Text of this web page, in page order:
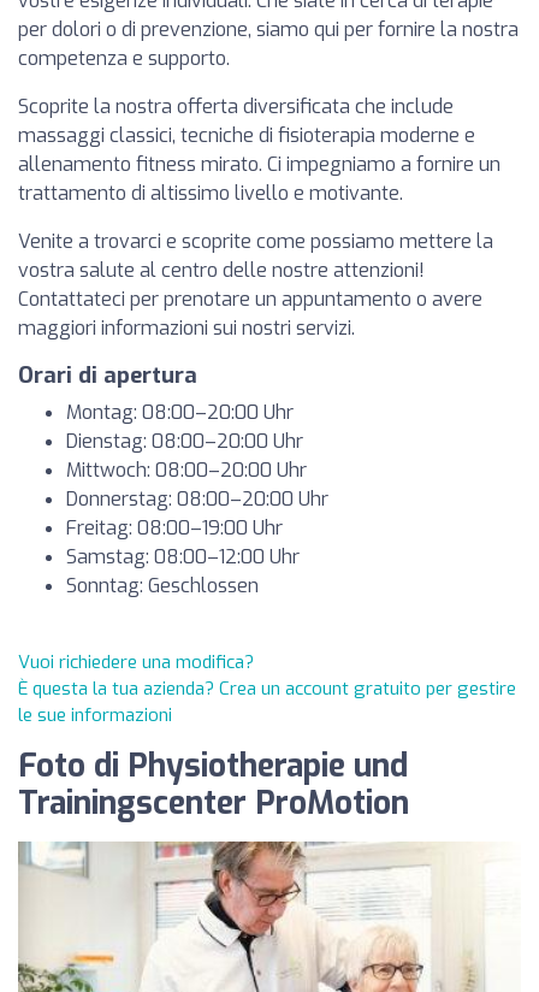
per dolori o di prevenzione, siamo qui per fornire la nostra
competenza e supporto.
Scoprite la nostra offerta diversificata che include
massaggi classici, tecniche di fisioterapia moderne e
allenamento fitness mirato. Ci impegniamo a fornire un
trattamento di altissimo livello e motivante.
Venite a trovarci e scoprite come possiamo mettere la
vostra salute al centro delle nostre attenzioni!
Contattateci per prenotare un appuntamento o avere
maggiori informazioni sui nostri servizi.
Orari di apertura
Montag: 08:00–20:00 Uhr
Dienstag: 08:00–20:00 Uhr
Mittwoch: 08:00–20:00 Uhr
Donnerstag: 08:00–20:00 Uhr
Freitag: 08:00–19:00 Uhr
Samstag: 08:00–12:00 Uhr
Sonntag: Geschlossen
Vuoi richiedere una modifica?
È questa la tua azienda? Crea un account gratuito per gestire
le sue informazioni
Foto di Physiotherapie und
Trainingscenter ProMotion